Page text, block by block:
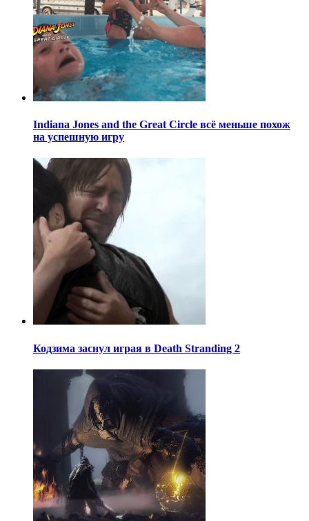
Indiana Jones and the Great Circle всё меньше похож
на успешную игру
Кодзима заснул играя в Death Stranding 2